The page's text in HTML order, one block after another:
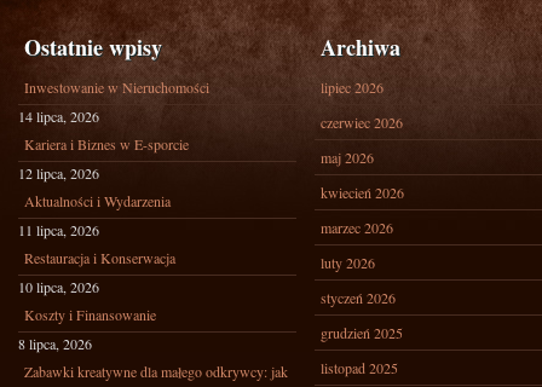
Ostatnie wpisy
Inwestowanie w Nieruchomości
14 lipca, 2026
Kariera i Biznes w E-sporcie
12 lipca, 2026
Aktualności i Wydarzenia
11 lipca, 2026
Restauracja i Konserwacja
10 lipca, 2026
Koszty i Finansowanie
8 lipca, 2026
Zabawki kreatywne dla małego odkrywcy: jak
Archiwa
lipiec 2026
czerwiec 2026
maj 2026
kwiecień 2026
marzec 2026
luty 2026
styczeń 2026
grudzień 2025
listopad 2025